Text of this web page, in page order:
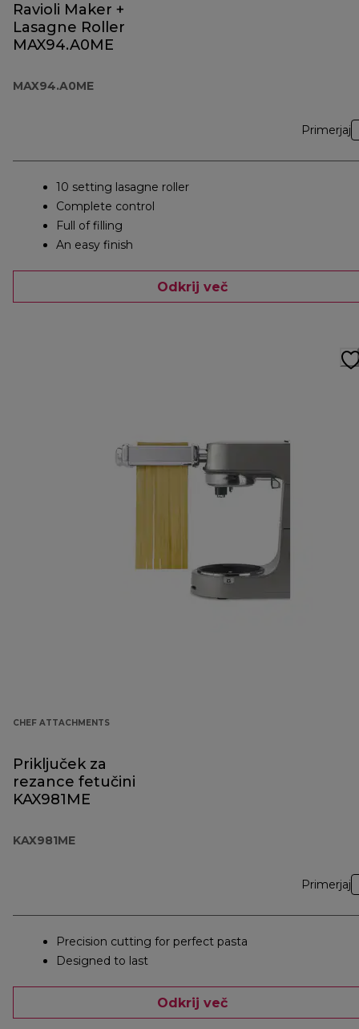
Ravioli Maker +
Lasagne Roller
MAX94.A0ME
MAX94.A0ME
Primerjaj
10 setting lasagne roller
Complete control
Full of filling
An easy finish
Odkrij več
CHEF ATTACHMENTS
Priključek za
rezance fetučini
KAX981ME
KAX981ME
Primerjaj
Precision cutting for perfect pasta
Designed to last
Odkrij več